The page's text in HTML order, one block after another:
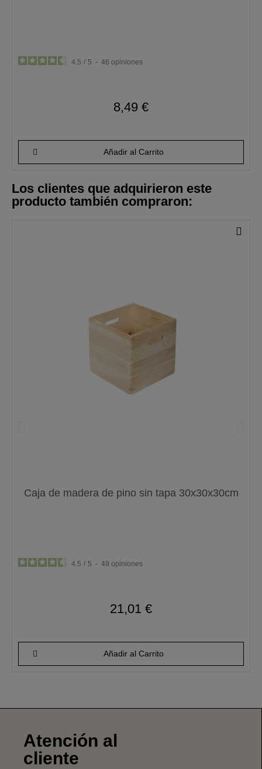
4.5 / 5 - 46 opiniones
8,49 €
Añadir al Carrito
Los clientes que adquirieron este
producto también compraron:
Caja de madera de pino sin tapa 30x30x30cm
4.5 / 5 - 49 opiniones
21,01 €
Añadir al Carrito
Atención al
cliente